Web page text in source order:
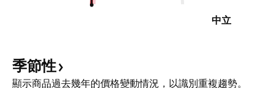
中立
季節性
顯示商品過去幾年的價格變動情況，以識別重複趨勢。